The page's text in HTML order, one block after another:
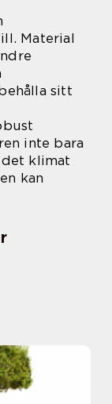
Material
sitt
inte bara
klimat
kan